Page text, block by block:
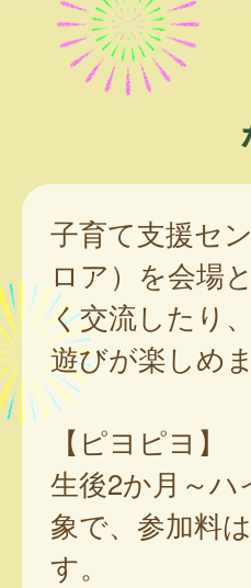
子育て支援セ
ロア）を会場
く交流したり
遊びが楽しめま
【ピヨピヨ】
生後2か月～
象で、参加料
す。